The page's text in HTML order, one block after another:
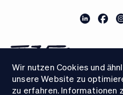
Wir nutzen Cookies und
unsere Website zu
zu erfahren. Informationen